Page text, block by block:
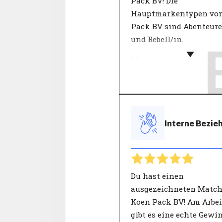
Hauptmarkentypen
Pack BV sind
und Rebell/in.
Markentypen machen
Arbeitgebermarken und
verständlich. Die 12 von
CompanyMatch
Charakterisierungen
durch eine Auswahl von
Werten gebildet, die
eine charakteristische
Identität darstellen.
Menschen als auch
Organisationen haben
eigene, einzigartige
Interne
Du hast einen
ausgezeichneten
Koen Pack BV! Am
gibt es eine echte